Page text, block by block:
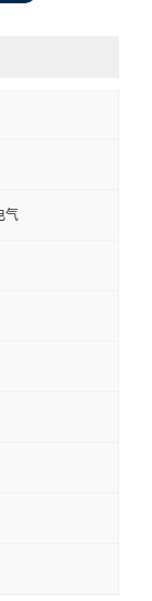
气